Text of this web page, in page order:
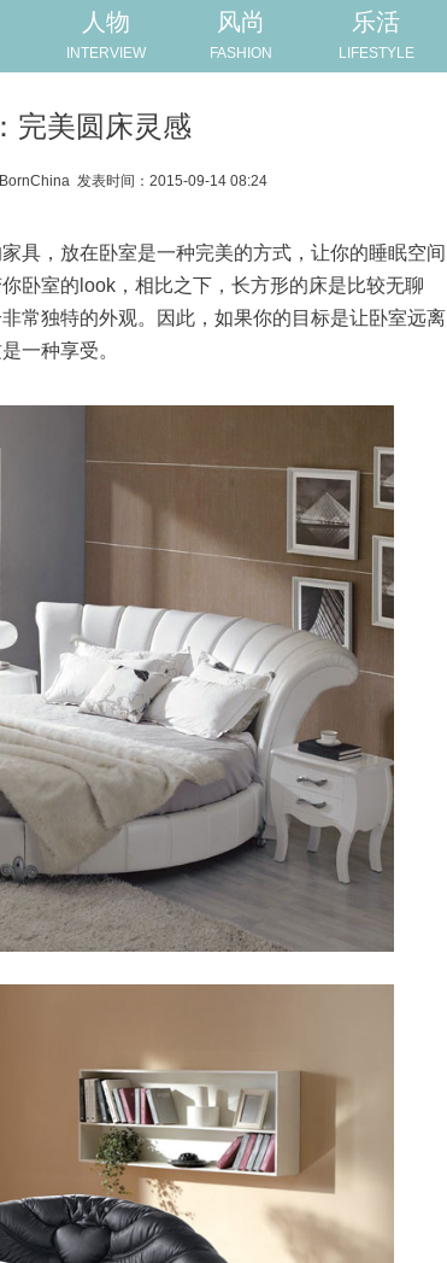
人物
INTERVIEW
风尚
FASHION
乐活
LIFESTYLE
完美圆床灵感
发表时间：2015-09-14 08:24
具，放在卧室是一种完美的方式，让你的睡眠空间
卧室的look，相比之下，长方形的床是比较无聊
常独特的外观。因此，如果你的目标是让卧室远离
一种享受。